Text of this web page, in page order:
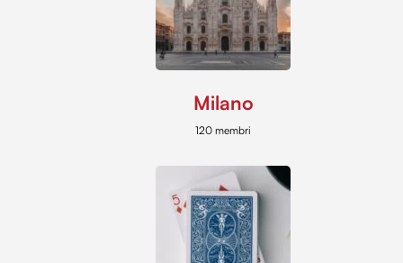
Milano
120 membri